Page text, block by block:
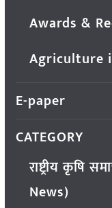
Awards &
Agriculture
E-paper
CATEGORY
राष्ट्रीय कृषि
News)